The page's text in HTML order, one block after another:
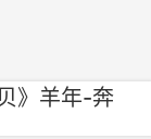
》羊年-奔